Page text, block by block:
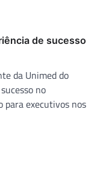
de sucesso
da Unimed do
no
para executivos nos